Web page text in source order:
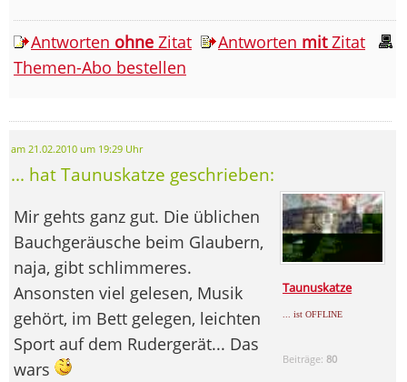
Antworten ohne Zitat Antworten mitZitat
Themen-Abo bestellen
am 21.02.2010 um 19:29 Uhr
... hat Taunuskatze geschrieben:
Taunuskatze
... ist OFFLINE
Beiträge:80
Mir gehts ganz gut. Die üblichen
Bauchgeräusche beim Glaubern,
naja, gibt schlimmeres.
Ansonsten viel gelesen, Musik
gehört, im Bett gelegen, leichten
Sport auf dem Rudergerät... Das
wars